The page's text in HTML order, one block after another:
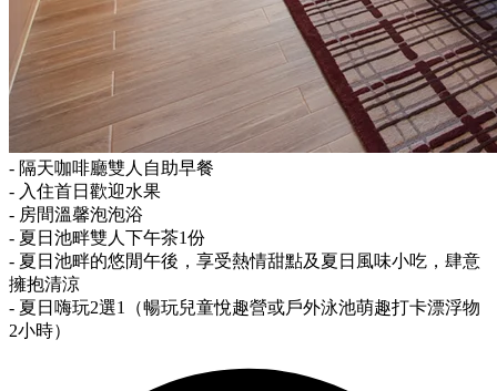
- 隔天咖啡廳雙人自助早餐
- 入住首日歡迎水果
- 房間溫馨泡泡浴
- 夏日池畔雙人下午茶1份
- 夏日池畔的悠閒午後，享受熱情甜點及夏日風味小吃，肆意
擁抱清涼
- 夏日嗨玩2選1（暢玩兒童悅趣營或戶外泳池萌趣打卡漂浮物
2小時）